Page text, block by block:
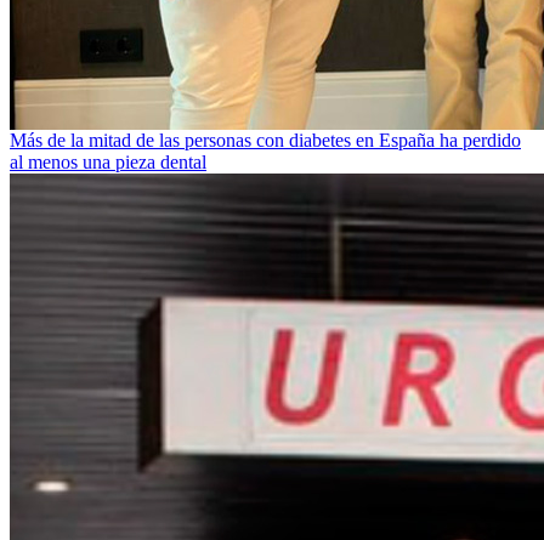
Más de la mitad de las personas con diabetes en España ha perdido
al menos una pieza dental